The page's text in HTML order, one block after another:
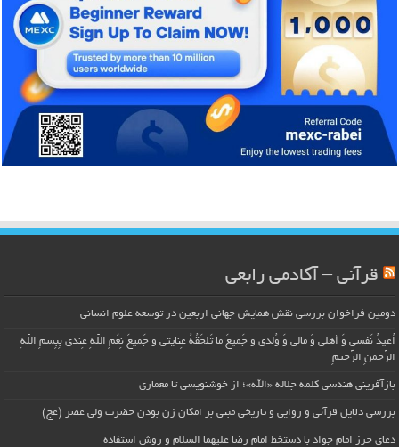
قرآنی – آکادمی رابعی
دومین فراخوان بررسی نقش همایش جهانی اربعین در توسعه علوم انسانی
اُعیذُ نَفسی وَ أهلی وَ مالی وَ وُلدی و جَمیعَ ما تَلحَقُهُ عِنایتی و جَمیعَ نِعَمِ اللّهِ عِندی بِبِسمِ اللّهِ
الرَّحمنِ الرَّحیمِ
بازآفرینی هندسی کلمه جلاله «الله»؛ از خوشنویسی تا معماری
بررسی دلایل قرآنی و روایی و تاریخی مبنی بر امکان زن بودن حضرت ولی عصر (عج)
دعای حرز امام جواد با دستخط امام رضا علیهما السلام و روش استفاده